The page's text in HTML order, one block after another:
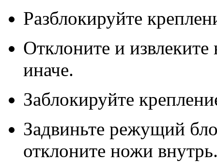
Разблокируйте
Отклоните и
иначе.
Заблокируйте
Задвиньте режущий
отклоните ножи